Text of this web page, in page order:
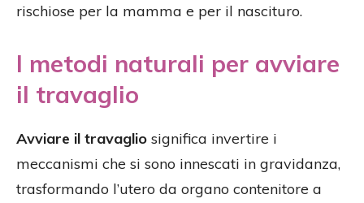
rischiose per la mamma e per il nascituro.
I metodi naturali per avviare
il travaglio
Avviare il travaglio significa invertire i
meccanismi che si sono innescati in gravidanza,
trasformando l’utero da organo contenitore a